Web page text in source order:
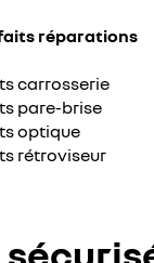
réparations
carrosserie
pare-brise
optique
rétroviseur